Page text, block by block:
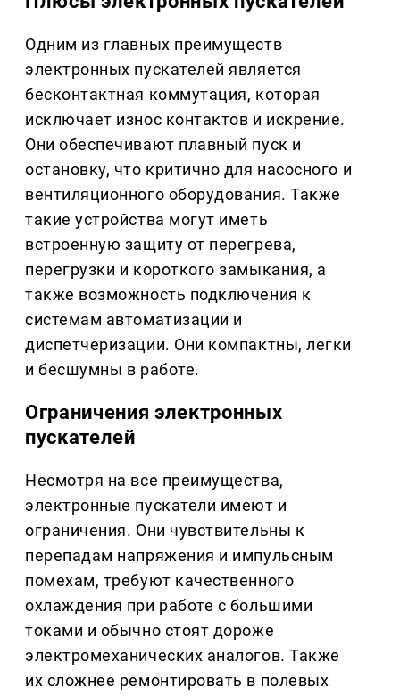
Одним из главных преимуществ
электронных пускателей является
бесконтактная коммутация, которая
исключает износ контактов и искрение.
Они обеспечивают плавный пуск и
остановку, что критично для насосного и
вентиляционного оборудования. Также
такие устройства могут иметь
встроенную защиту от перегрева,
перегрузки и короткого замыкания, а
также возможность подключения к
системам автоматизации и
диспетчеризации. Они компактны, легки
и бесшумны в работе.
Ограничения электронных
пускателей
Несмотря на все преимущества,
электронные пускатели имеют и
ограничения. Они чувствительны к
перепадам напряжения и импульсным
помехам, требуют качественного
охлаждения при работе с большими
токами и обычно стоят дороже
электромеханических аналогов. Также
их сложнее ремонтировать в полевых